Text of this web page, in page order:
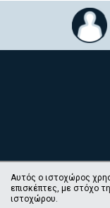
Αυτός ο ιστοχώρος
επισκέπτες, με στόχο
ιστοχώρου.